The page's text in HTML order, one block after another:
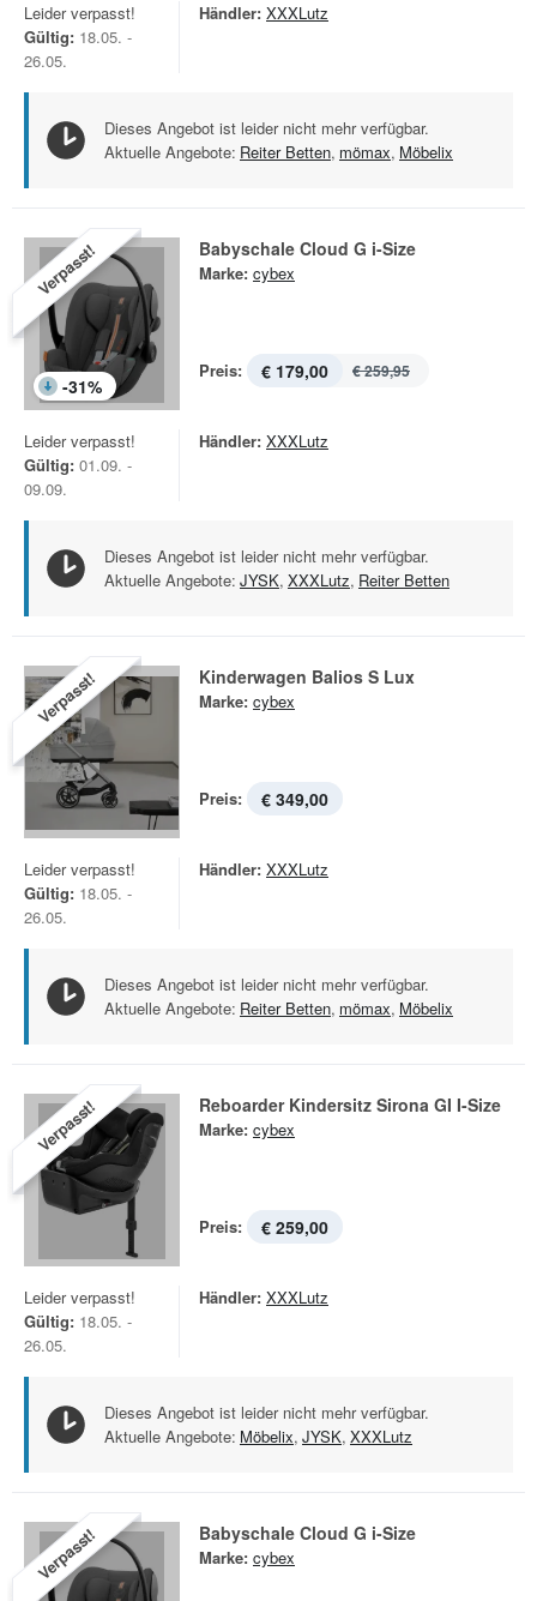
Leider verpasst!
Gültig: 18.05. -
26.05.
Händler: XXXLutz
Dieses Angebot ist leider nicht mehr verfügbar.
Aktuelle Angebote: Reiter Betten, mömax, Möbelix
Verpasst!
-31%
Babyschale Cloud G i-Size
Marke: cybex
Preis: € 179,00 € 259,95
Leider verpasst!
Gültig: 01.09. -
09.09.
Händler: XXXLutz
Dieses Angebot ist leider nicht mehr verfügbar.
Aktuelle Angebote: JYSK, XXXLutz, Reiter Betten
Verpasst! Kinderwagen Balios S Lux
Marke: cybex
Preis: € 349,00
Leider verpasst!
Gültig: 18.05. -
26.05.
Händler: XXXLutz
Dieses Angebot ist leider nicht mehr verfügbar.
Aktuelle Angebote: Reiter Betten, mömax, Möbelix
Verpasst! Reboarder Kindersitz Sirona GI I-Size
Marke: cybex
Preis: € 259,00
Leider verpasst!
Gültig: 18.05. -
26.05.
Händler: XXXLutz
Dieses Angebot ist leider nicht mehr verfügbar.
Aktuelle Angebote: Möbelix, JYSK, XXXLutz
Verpasst! Babyschale Cloud G i-Size
Marke: cybex